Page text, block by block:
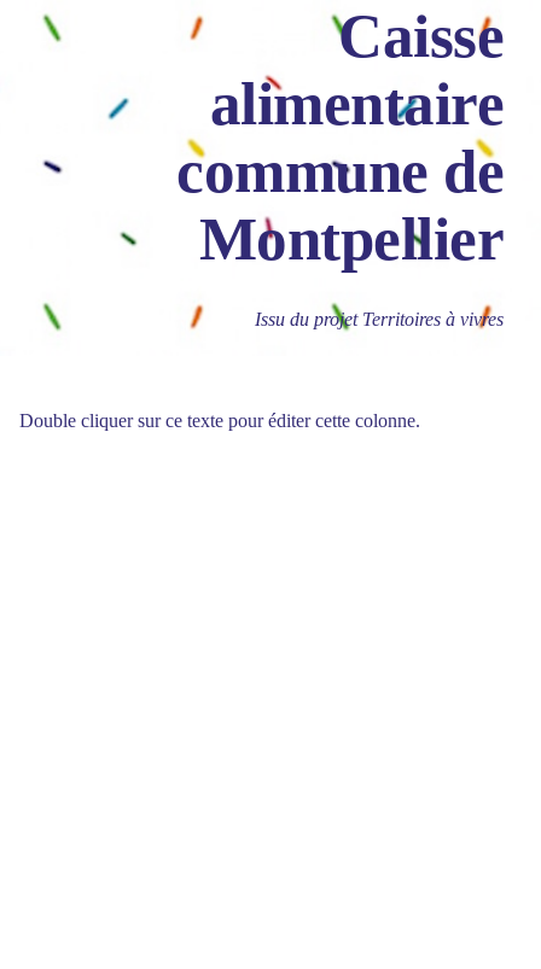
Caisse
alimentaire
commune de
Montpellier
Issu du projet Territoires à vivres
Double cliquer sur ce texte pour éditer cette colonne.